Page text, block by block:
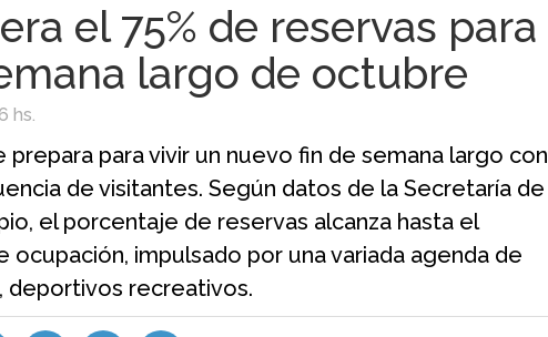
el 75% de reservas para
largo de octubre
hs.
prepara para vivir un nuevo fin de semana largo con
de visitantes. Según datos de la Secretaría de
el porcentaje de reservas alcanza hasta el
ocupación, impulsado por una variada agenda de
deportivos recreativos.